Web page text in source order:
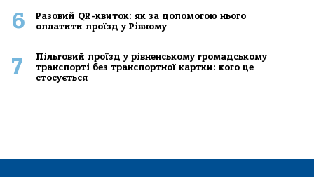
6
Разовий QR-квиток: як за допомогою нього
оплатити проїзд у Рівному
7
Пільговий проїзд у рівненському громадському
транспорті без транспортної картки: кого це
стосується